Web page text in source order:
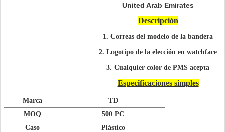
United Arab Emirates
Descripción
1. Correas del modelo de la bandera
2. Logotipo de la elección en watchface
3. Cualquier color de PMS acepta
Especificaciones simples
Marca
TD
MOQ
500 PC
Caso
Plástico